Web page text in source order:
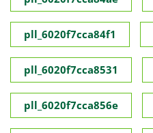
pll_6020f7cca84f1
pll_6020f7cca8531
pll_6020f7cca856e